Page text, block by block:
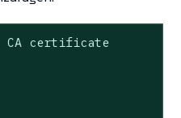
CA certificate